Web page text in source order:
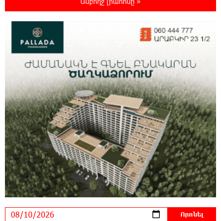
«TRIPP»․ մեկ տարի անց՝ կես
Նիկոլը շատ կուզեր, որ տնտեսությունը ևս
ենթարկվեր իր հեքիաթային
քարոզչությանը, բայց այն գոյություն ունի միայն իրական
աշխարհում, ոչ թե Հ1-ի ռեպորտաժներում. Ա. Զաքարյան
9:33:03 10-08-2026
Ժամանակի ընթացքում Հայաստանի բոլոր
գյուղերը այսպիսի տեսք կստանան. Նարեկ
Կարապետյան
9:27:19 10-08-2026
Պատասխանատվության և առաջնային
նպատակի՝ մեր բոլորի երազած ուժեղ